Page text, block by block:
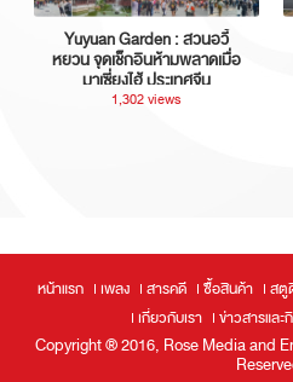
Yuyuan Garden : สวนอวี้
หยวน จุดเช็กอินห้ามพลาดเมื่อ
มาเซี่ยงไฮ้ ประเทศจีน
1,302 views
หน้าแรก เพลง สารคดี ซื้อสินค้า สตู
เกี่ยวกับเรา
ข่าวสารและ
Copyright ® 2016, Rose Media and